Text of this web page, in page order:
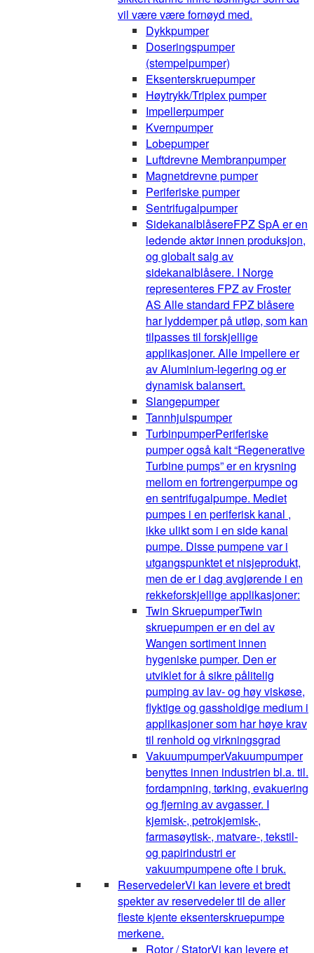
vil være være fornøyd med.
Dykkpumper
Doseringspumper
(stempelpumper)
Eksenterskruepumper
Høytrykk/Triplex pumper
Impellerpumper
Kvernpumper
Lobepumper
Luftdrevne Membranpumper
Magnetdrevne pumper
Periferiske pumper
Sentrifugalpumper
SidekanalblåsereFPZ SpA er en
ledende aktør innen produksjon,
og globalt salg av
sidekanalblåsere. I Norge
representeres FPZ av Froster
AS Alle standard FPZ blåsere
har lyddemper på utløp, som kan
tilpasses til forskjellige
applikasjoner. Alle impellere er
av Aluminium-legering og er
dynamisk balansert.
Slangepumper
Tannhjulspumper
TurbinpumperPeriferiske
pumper også kalt “Regenerative
Turbine pumps” er en krysning
mellom en fortrengerpumpe og
en sentrifugalpumpe. Mediet
pumpes i en periferisk kanal ,
ikke ulikt som i en side kanal
pumpe. Disse pumpene var i
utgangspunktet et nisjeprodukt,
men de er i dag avgjørende i en
rekkeforskjellige applikasjoner:
Twin SkruepumperTwin
skruepumpen er en del av
Wangen sortiment innen
hygeniske pumper. Den er
utviklet for å sikre pålitelig
pumping av lav- og høy viskøse,
flyktige og gassholdige medium i
applikasjoner som har høye krav
til renhold og virkningsgrad
VakuumpumperVakuumpumper
benyttes innen industrien bl.a. til.
fordampning, tørking, evakuering
og fjerning av avgasser. I
kjemisk-, petrokjemisk-,
farmasøytisk-, matvare-, tekstil-
og papirindustri er
vakuumpumpene ofte i bruk.
ReservedelerVi kan levere et bredt
spekter av reservedeler til de aller
fleste kjente eksenterskruepumpe
merkene.
Rotor / StatorVi kan levere et